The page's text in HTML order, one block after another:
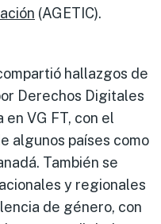
(AGETIC).
hallazgos de
Derechos Digitales
VG FT, con el
algunos países como
También se
y regionales
de género, con